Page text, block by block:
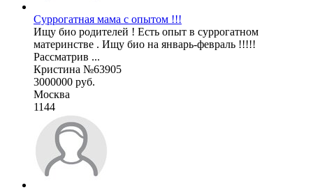
Суррогатная мама с опытом !!!
Ищу био родителей ! Есть опыт в суррогатном
материнстве . Ищу био на январь-февраль !!!!!
Рассматрив ...
Кристина №63905
3000000 руб.
Москва
1144